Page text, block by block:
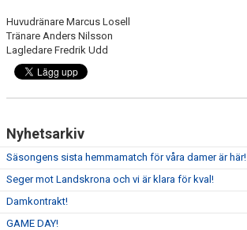
Huvudränare Marcus Losell
Tränare Anders Nilsson
Lagledare Fredrik Udd
Nyhetsarkiv
Säsongens sista hemmamatch för våra damer är här!
Seger mot Landskrona och vi är klara för kval!
Damkontrakt!
GAME DAY!